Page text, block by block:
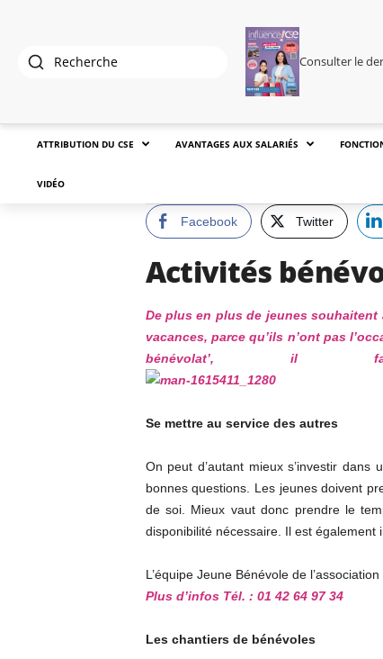
Consulter le
ATTRIBUTION DU CSE AVANTAGES AUX SALARIÉS
VIDÉO
Facebook Twitter
Activités
De plus en plus de jeunes souhaitent
vacances, parce qu’ils n’ont pas
bénévolat’, il
Se mettre au service des autres
On peut d’autant mieux s’investir
bonnes questions. Les jeunes doivent
de soi. Mieux vaut donc prendre le
disponibilité nécessaire. Il est
L’équipe Jeune Bénévole de
Plus d’infos Tél. : 01 42 64 97 34
Les chantiers de bénévoles